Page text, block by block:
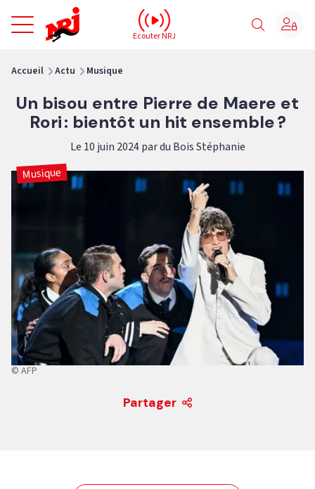
NRJ - Accueil
Ecouter NRJ
Accueil Actu Musique
Un bisou entre Pierre de Maere et
Rori : bientôt un hit ensemble ?
Le 10 juin 2024 par du Bois Stéphanie
Musique
© AFP
Partager